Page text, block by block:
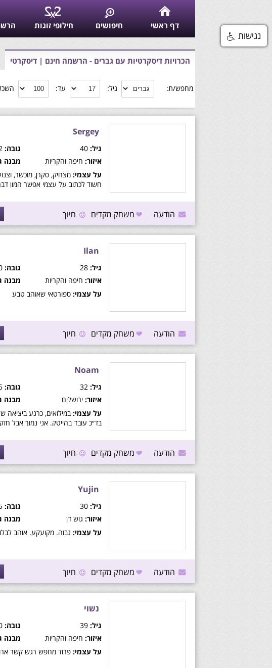
דף ראשי חיפושים חילופי זוגות
הכרויות דיסקרטיות עם גברים - הרשמה חינם | דיסקרטי
מחפש/ת: גיל: עד:
Sergey
גיל: גובה:
איזור: חיפה והקריות מבנה
על עצמי: מצחיק, סקרן, מוכשר,
חשוד לכתוב על עצמי אפשר המון
אמיתי שיתפתח לקשר ארוך טווח.
פועלת לפי תוכנית חומש, ולכן אני
כול שני אנשים יוצרים קשר שאין
אחר.
הודעה משחק מקדים חיוך
Ilan
גיל: גובה:
איזור: חיפה והקריות מבנה
על עצמי: ספורטאי שאוהב טבע
הודעה משחק מקדים חיוך
Noam
גיל: גובה:
איזור: ירושלים מבנה
על עצמי:במילואים, כרגע ביציאה
בד״כ עובד בהייטק. אני נמוך אבל
כיף!! אני גר בדירה לבד בירושלים.
הודעה משחק מקדים חיוך
Yujin
גיל: גובה:
איזור: גוש דן מבנה
על עצמי: גבוה. מקועקע. אוהב
הודעה משחק מקדים חיוך
נשוי
גיל: גובה:
איזור: חיפה והקריות מבנה
על עצמי: פרוד מחפש רגש קשר
נגישות